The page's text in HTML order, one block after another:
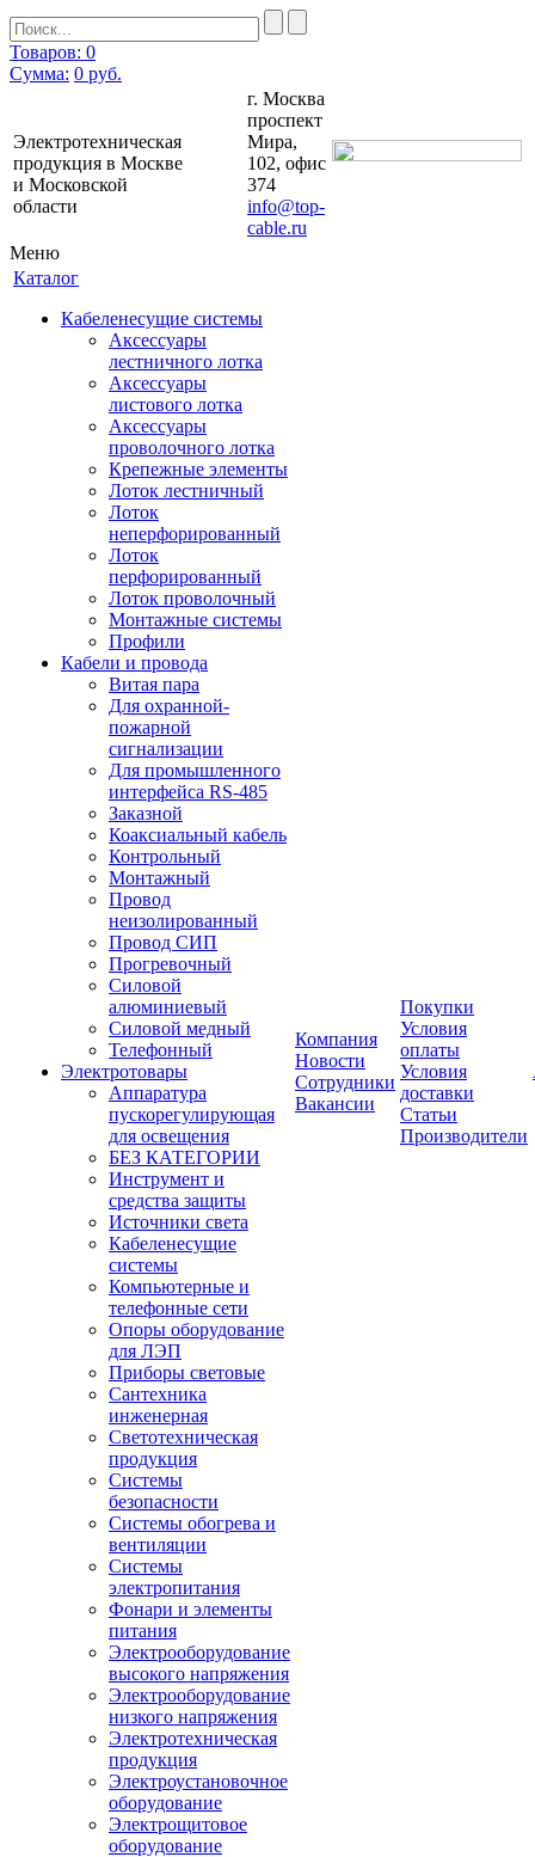
Товаров: 0
Сумма: 0 руб.
Электротехническая
продукция в Москве
и Московской
области
г. Москва
проспект
Мира,
102, офис
374
info@top-
cable.ru
Меню
Каталог
Кабеленесущие системы
Аксессуары
лестничного лотка
Аксессуары
листового лотка
Аксессуары
проволочного лотка
Крепежные элементы
Лоток лестничный
Лоток
неперфорированный
Лоток
перфорированный
Лоток проволочный
Монтажные системы
Профили
Кабели и провода
Витая пара
Для охранной-
пожарной
сигнализации
Для промышленного
интерфейса RS-485
Заказной
Коаксиальный кабель
Контрольный
Монтажный
Провод
неизолированный
Провод СИП
Прогревочный
Силовой
алюминиевый
Силовой медный
Телефонный
Электротовары
Аппаратура
пускорегулирующая
для освещения
БЕЗ КАТЕГОРИИ
Инструмент и
средства защиты
Источники света
Кабеленесущие
системы
Компьютерные и
телефонные сети
Опоры оборудование
для ЛЭП
Приборы световые
Сантехника
инженерная
Светотехническая
продукция
Системы
безопасности
Системы обогрева и
вентиляции
Системы
электропитания
Фонари и элементы
питания
Электрооборудование
высокого напряжения
Электрооборудование
низкого напряжения
Электротехническая
продукция
Электроустановочное
оборудование
Электрощитовое
оборудование
Компания
Новости
Сотрудники
Вакансии
Покупки
Условия
оплаты
Условия
доставки
Статьи
Производители